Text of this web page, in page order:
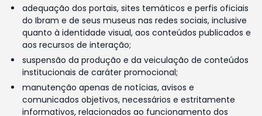
adequação dos portais, sites temáticos e perfis oficiais
do Ibram e de seus museus nas redes sociais, inclusive
quanto à identidade visual, aos conteúdos publicados e
aos recursos de interação;
suspensão da produção e da veiculação de conteúdos
institucionais de caráter promocional;
manutenção apenas de notícias, avisos e
comunicados objetivos, necessários e estritamente
informativos, relacionados ao funcionamento dos